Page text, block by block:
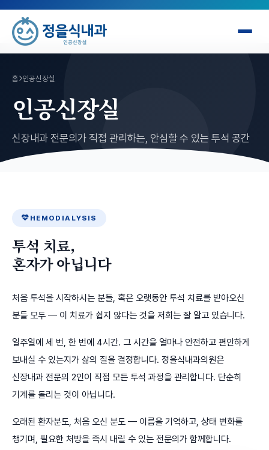
홈 인공신장실
인공신장실
신장내과 전문의가 직접 관리하는, 안심할 수 있는 투석 공간
HEMODIALYSIS
투석 치료,
혼자가 아닙니다
처음 투석을 시작하시는 분들, 혹은 오랫동안 투석 치료를 받아오신
분들 모두 — 이 치료가 쉽지 않다는 것을 저희는 잘 알고 있습니다.
일주일에 세 번, 한 번에 4시간. 그 시간을 얼마나 안전하고 편안하게
보내실 수 있는지가 삶의 질을 결정합니다. 정을식내과의원은
신장내과 전문의 2인이 직접 모든 투석 과정을 관리합니다. 단순히
기계를 돌리는 것이 아닙니다.
오래된 환자분도, 처음 오신 분도 — 이름을 기억하고, 상태 변화를
챙기며, 필요한 처방을 즉시 내릴 수 있는 전문의가 함께합니다.